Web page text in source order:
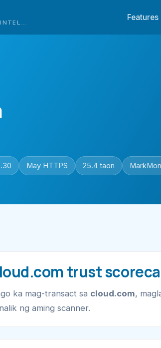
Features
May HTTPS 25.4 taon
trust
ka mag-transact sa cloud.com,
ng aming scanner.